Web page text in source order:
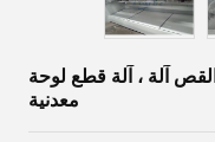
آلة ، آلة قطع لوحة
معدنية